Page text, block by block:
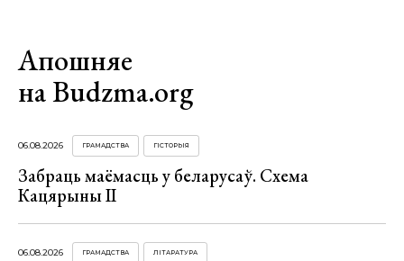
Апошняе
на Budzma.org
06.08.2026 ГРАМАДСТВА ГІСТОРЫЯ
Забраць маёмасць у беларусаў. Схема
Кацярыны ІІ
06.08.2026 ГРАМАДСТВА ЛІТАРАТУРА